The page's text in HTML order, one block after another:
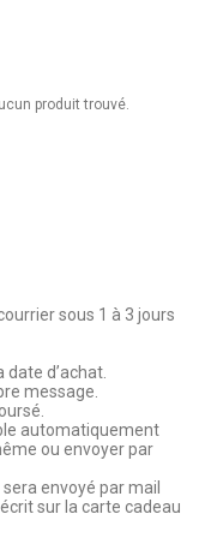
produit trouvé.
sous 1 à 3 jours
d’achat.
message.
automatiquement
ou envoyer par
envoyé par mail
sur la carte cadeau